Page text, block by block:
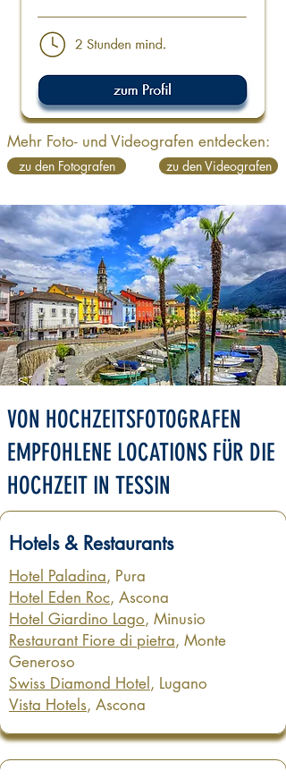
Mehr Foto- und Videografen entdecken:
zu den Fotografen zu den Videografen
VON HOCHZEITSFOTOGRAFEN
EMPFOHLENE LOCATIONS FÜR DIE
HOCHZEIT IN TESSIN
Hotels & Restaurants
Hotel Paladina, Pura
Hotel Eden Roc, Ascona
Hotel Giardino Lago, Minusio
Restaurant Fiore di pietra, Monte
Generoso
Swiss Diamond Hotel , Lugano
Vista Hotels, Ascona